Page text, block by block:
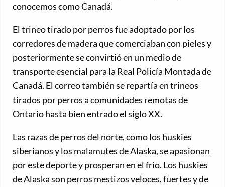
conocemos como Canadá.
El trineo tirado por perros fue adoptado por los
corredores de madera que comerciaban con pieles y
posteriormente se convirtió en un medio de
transporte esencial para la Real Policía Montada de
Canadá. El correo también se repartía en trineos
tirados por perros a comunidades remotas de
Ontario hasta bien entrado el siglo XX.
Las razas de perros del norte, como los huskies
siberianos y los malamutes de Alaska, se apasionan
por este deporte y prosperan en el frío. Los huskies
de Alaska son perros mestizos veloces, fuertes y de